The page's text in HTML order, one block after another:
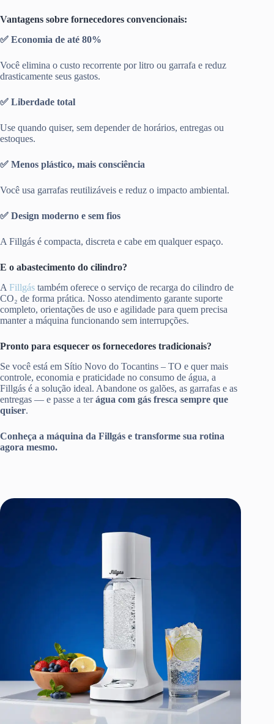
Vantagens sobre fornecedores convencionais:
✅ Economia de até 80%
Você elimina o custo recorrente por litro ou garrafa e reduz
drasticamente seus gastos.
✅ Liberdade total
Use quando quiser, sem depender de horários, entregas ou
estoques.
✅ Menos plástico, mais consciência
Você usa garrafas reutilizáveis e reduz o impacto ambiental.
✅ Design moderno e sem fios
A Fillgás é compacta, discreta e cabe em qualquer espaço.
E o abastecimento do cilindro?
A Fillgás também oferece o serviço de recarga do cilindro de
CO₂ de forma prática. Nosso atendimento garante suporte
completo, orientações de uso e agilidade para quem precisa
manter a máquina funcionando sem interrupções.
Pronto para esquecer os fornecedores tradicionais?
Se você está em Sítio Novo do Tocantins – TO e quer mais
controle, economia e praticidade no consumo de água, a
Fillgás é a solução ideal. Abandone os galões, as garrafas e as
entregas — e passe a terágua com gás fresca sempre que
quiser.
Conheça a máquina da Fillgás e transforme sua rotina
agora mesmo.